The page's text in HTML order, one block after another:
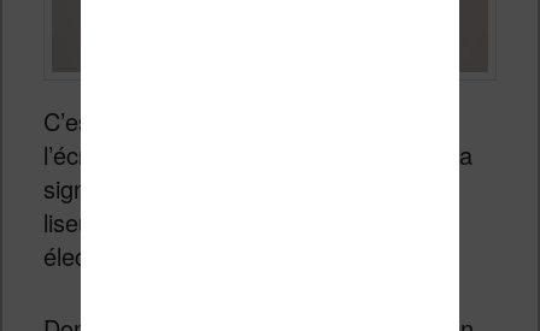
C’est une très grosse surprise puisque
l’écran utilise la même technologie. Cela
signifie donc que le constructeur de la
liseuse peut « régler » l’écran à encre
électronique couleur qu’il utilise.